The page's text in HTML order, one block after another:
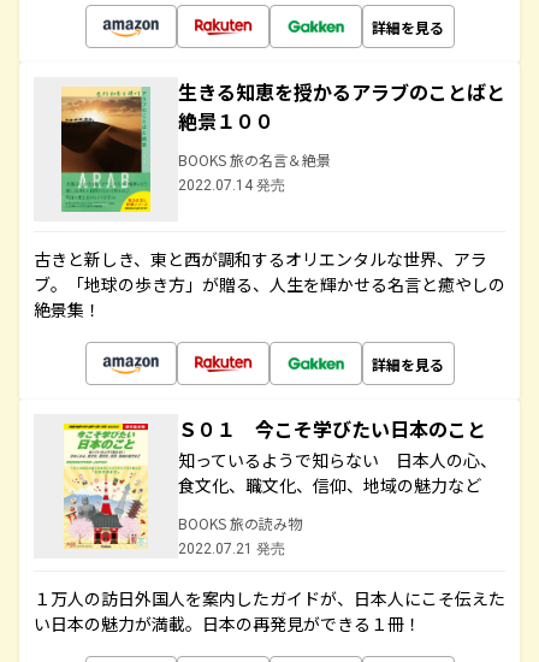
詳細を見る
生きる知恵を授かるアラブのことばと
絶景１００
BOOKS 旅の名言＆絶景
2022.07.14 発売
古きと新しき、東と西が調和するオリエンタルな世界、アラ
ブ。「地球の歩き方」が贈る、人生を輝かせる名言と癒やしの
絶景集！
詳細を見る
Ｓ０１ 今こそ学びたい日本のこと
知っているようで知らない 日本人の心、
食文化、職文化、信仰、地域の魅力など
BOOKS 旅の読み物
2022.07.21 発売
１万人の訪日外国人を案内したガイドが、日本人にこそ伝えた
い日本の魅力が満載。日本の再発見ができる１冊！